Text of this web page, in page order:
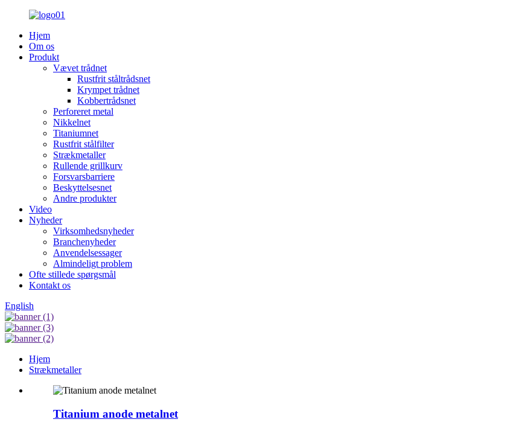
Hjem
Om os
Produkt
Vævet trådnet
Rustfrit ståltrådsnet
Krympet trådnet
Kobbertrådsnet
Perforeret metal
Nikkelnet
Titaniumnet
Rustfrit stålfilter
Strækmetaller
Rullende grillkurv
Forsvarsbarriere
Beskyttelsesnet
Andre produkter
Video
Nyheder
Virksomhedsnyheder
Branchenyheder
Anvendelsessager
Almindeligt problem
Ofte stillede spørgsmål
Kontakt os
English
Hjem
Strækmetaller
Titanium anode metalnet